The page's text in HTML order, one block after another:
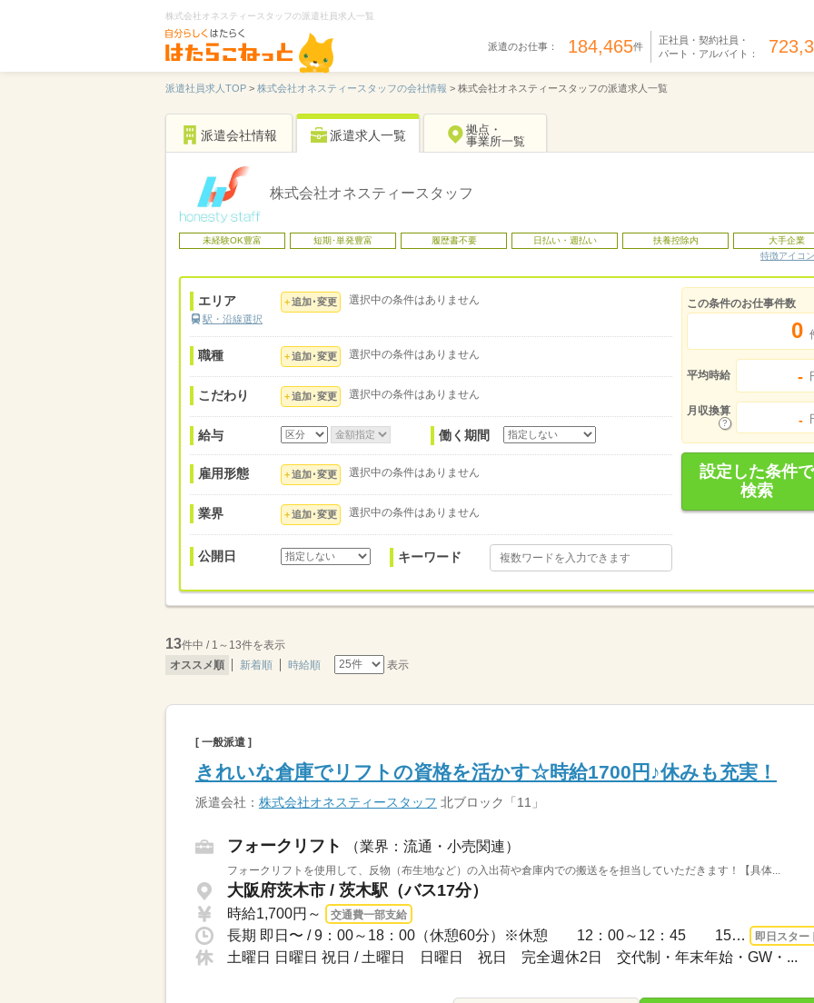
株式会社オネスティースタッフの派遣社員求人一覧
派遣のお仕事： 184,465件
正社員・契約社員・
パート・アルバイト：
派遣社員求人TOP > 株式会社オネスティースタッフの会社情報 > 株式会社オネスティースタッフの派遣求人一覧
派遣会社情報 派遣求人一覧
拠点・
事業所一覧
株式会社オネスティースタッフ
未経験OK豊富 短期･単発豊富 履歴書不要 日払い・週払い 扶養控除内
大手企業
特徴アイコ
エリア
駅・沿線選択
追加･変更 選択中の条件はありません
職種 追加･変更 選択中の条件はありません
こだわり 追加･変更 選択中の条件はありません
給与 働く期間
雇用形態 追加･変更 選択中の条件はありません
業界 追加･変更 選択中の条件はありません
公開日 キーワード
この条件のお仕事件数
0
平均時給 -
月収換算
-
設定した条件で
検索
13件中 / 1～13件を表示
オススメ順
新着順 時給順 表示
[ 一般派遣 ]
きれいな倉庫でリフトの資格を活かす☆時給1700円♪休みも充実！
派遣会社： 株式会社オネスティースタッフ 北ブロック「11」
フォークリフト （業界：流通・小売関連）
フォークリフトを使用して、反物（布生地など）の入出荷や倉庫内での搬送をを担当していただきます！【具体...
大阪府茨木市 / 茨木駅（バス17分）
時給1,700円～ 交通費一部支給
長期 即日〜 / 9：00～18：00（休憩60分）※休憩 12：00～12：45 15：00～15：15 即日スター
土曜日 日曜日 祝日 / 土曜日 日曜日 祝日 完全週休2日 交代制・年末年始・GW・...